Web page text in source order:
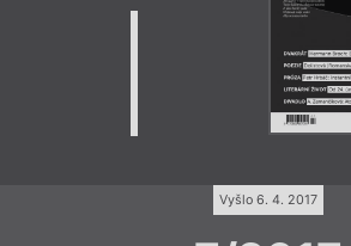
Vyšlo 6. 4. 2017